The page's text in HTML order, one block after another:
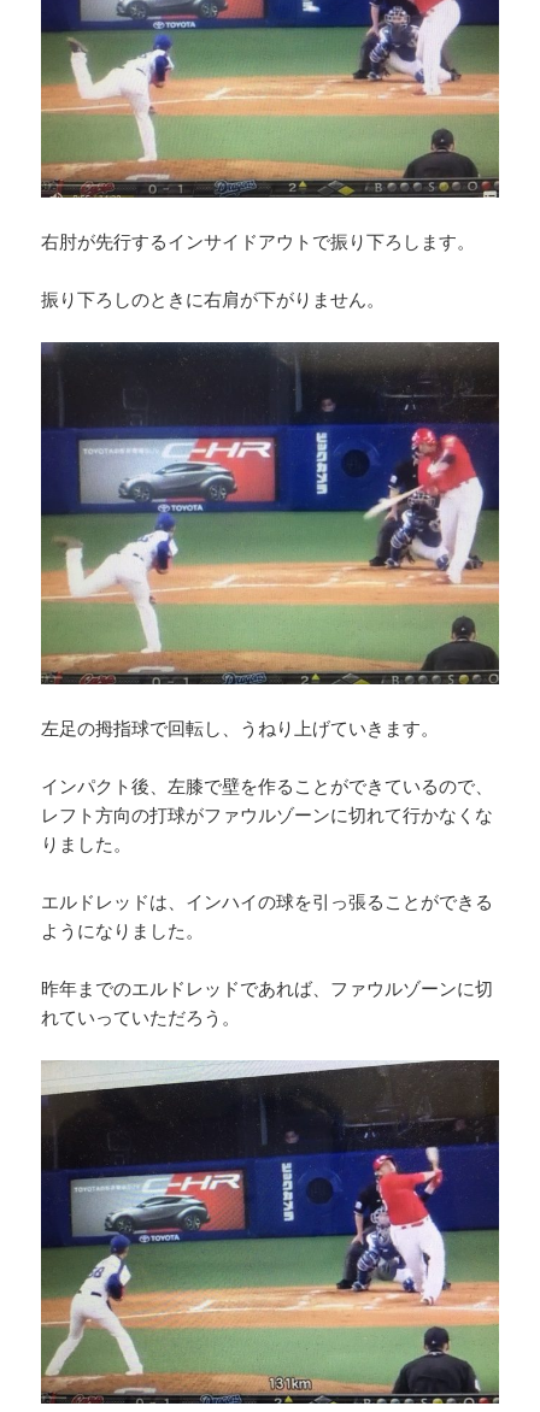
右肘が先行するインサイドアウトで振り下ろします。
振り下ろしのときに右肩が下がりません。
左足の拇指球で回転し、うねり上げていきます。
インパクト後、左膝で壁を作ることができているので、
レフト方向の打球がファウルゾーンに切れて行かなくな
りました。
エルドレッドは、インハイの球を引っ張ることができる
ようになりました。
昨年までのエルドレッドであれば、ファウルゾーンに切
れていっていただろう。